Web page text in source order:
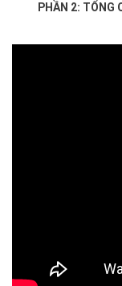
PHẦN 2: TỔNG